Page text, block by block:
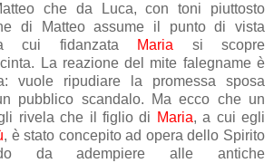
che da Luca, con toni piuttosto
di Matteo assume il punto di vista
cui fidanzata Maria si scopre
La reazione del mite falegname è
vuole ripudiare la promessa sposa
pubblico scandalo. Ma ecco che un
rivela che il figlio di Maria, a cui egli
, è stato concepito ad opera dello Spirito
da adempiere alle antiche